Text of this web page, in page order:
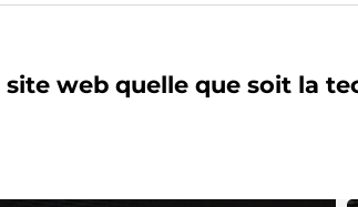
web quelle que soit la